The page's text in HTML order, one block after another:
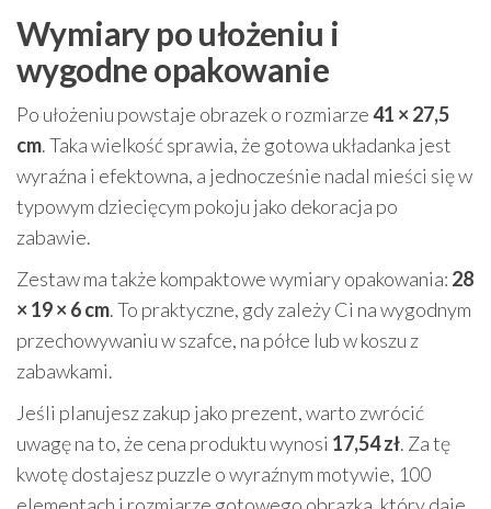
Wymiary po ułożeniu i
wygodne opakowanie
Po ułożeniu powstaje obrazek o rozmiarze41 × 27,5
cm. Taka wielkość sprawia, że gotowa układanka jest
wyraźna i efektowna, a jednocześnie nadal mieści się w
typowym dziecięcym pokoju jako dekoracja po
zabawie.
Zestaw ma także kompaktowe wymiary opakowania: 28
× 19 × 6 cm. To praktyczne, gdy zależy Ci na wygodnym
przechowywaniu w szafce, na półce lub w koszu z
zabawkami.
Jeśli planujesz zakup jako prezent, warto zwrócić
uwagę na to, że cena produktu wynosi 17,54 zł. Za tę
kwotę dostajesz puzzle o wyraźnym motywie, 100